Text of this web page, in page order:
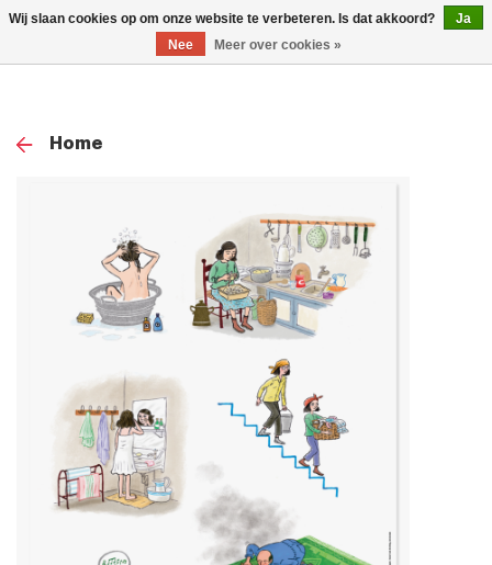
0
Home
Wij slaan cookies op om onze website te verbeteren. Is dat akkoord?
Ja
Nee
Meer over cookies »